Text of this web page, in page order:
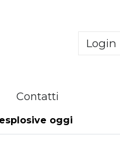
Login
Contatti
oggi